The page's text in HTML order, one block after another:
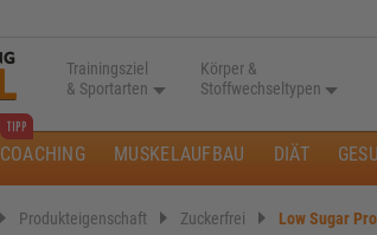
Trainingsziel
& Sportarten
Körper &
Stoffwechseltypen
COACHING MUSKELAUFBAU DIÄT
Produkteigenschaft Zuckerfrei Low Sugar